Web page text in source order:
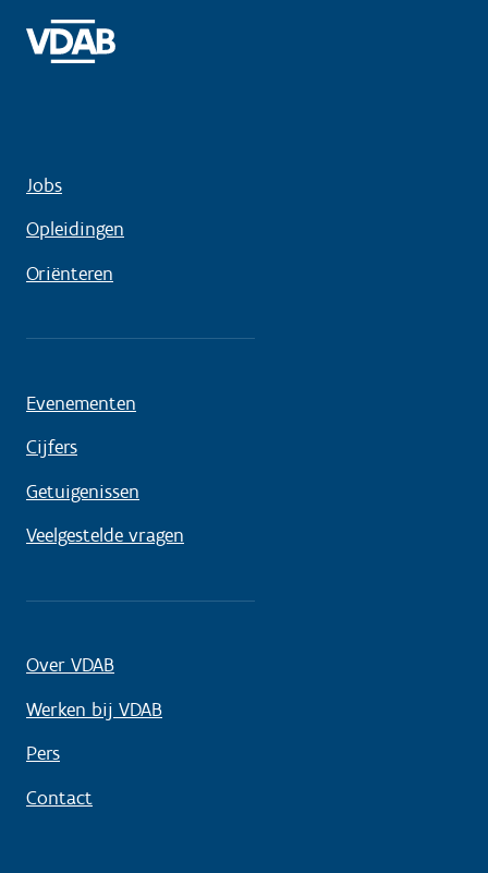
Jobs
Opleidingen
Oriënteren
Evenementen
Cijfers
Getuigenissen
Veelgestelde vragen
Over VDAB
Werken bij VDAB
Pers
Contact